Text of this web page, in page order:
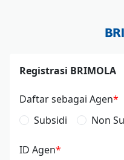
Registrasi BRIMOLA
Daftar sebagai Agen
Subsidi
Non
ID Agen